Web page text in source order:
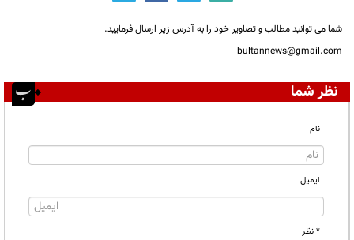
شما می توانید مطالب و تصاویر خود را به آدرس زیر ارسال فرمایید.
bultannews@gmail.com
نظر شما
نام
ایمیل
* نظر